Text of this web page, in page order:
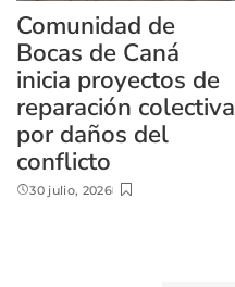
Comunidad de
Bocas de Caná
inicia proyectos de
reparación colectiva
por daños del
conflicto
30 julio, 2026